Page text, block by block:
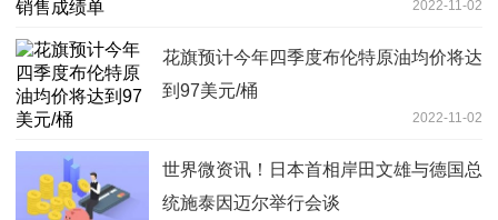
2022-11-02
花旗预计今年四季度布伦特原油均价将达
到97美元/桶
2022-11-02
世界微资讯！日本首相岸田文雄与德国总
统施泰因迈尔举行会谈